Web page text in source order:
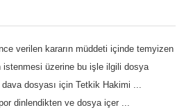
verilen kararın müddeti içinde temyizen
istenmesi üzerine bu işle ilgili dosya
dosyası için Tetkik Hakimi ...
dinlendikten ve dosya içer ...